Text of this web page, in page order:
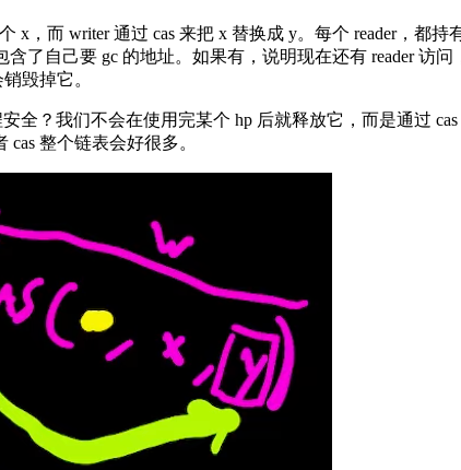
，而 writer 通过 cas 来把 x 替换成 y。每个 reader，都持
了自己要 gc 的地址。如果有，说明现在还有 reader 访
毁掉它。
全？我们不会在使用完某个 hp 后就释放它，而是通过
整个链表会好很多。